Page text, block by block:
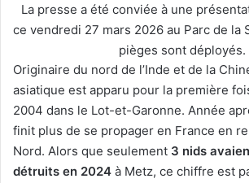
La presse a été conviée à une
ce vendredi 27 mars 2026 au Parc de la
pièges sont déployés.
Originaire du nord de l’Inde et de la
asiatique est apparu pour la première
2004 dans le Lot-et-Garonne. Année
finit plus de se propager en France en
Nord. Alors que seulement 3 nids
détruits en 2024 à Metz, ce chiffre est